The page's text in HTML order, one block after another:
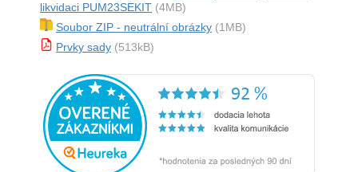
likvidaci PUM23SEKIT (4MB)
Soubor ZIP - neutrální obrázky (1MB)
Prvky sady (513kB)